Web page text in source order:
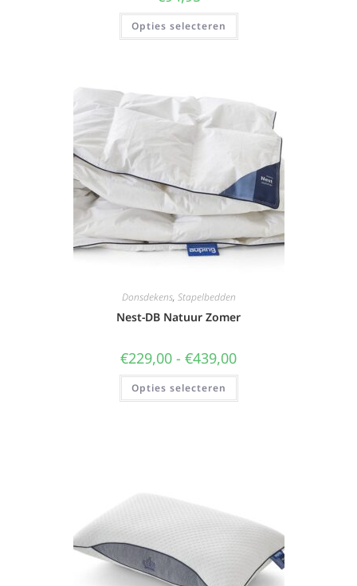
Opties selecteren
Donsdekens, Stapelbedden
Nest-DB Natuur Zomer
€229,00 - €439,00
Opties selecteren